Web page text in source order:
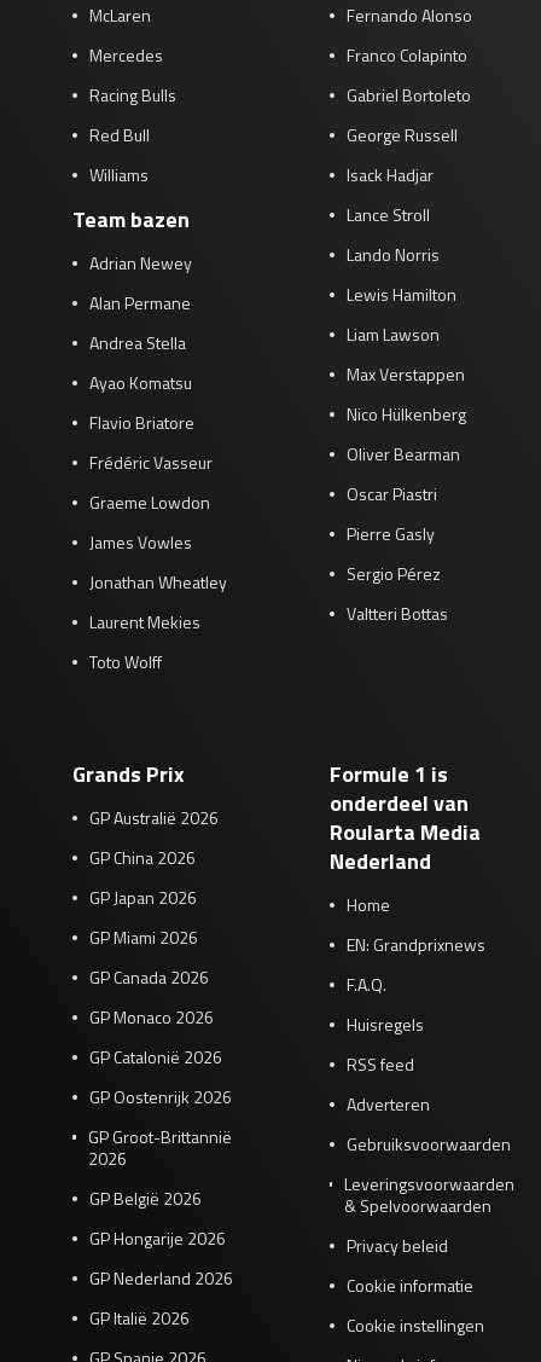
McLaren
Mercedes
Racing Bulls
Red Bull
Williams
Team bazen
Adrian Newey
Alan Permane
Andrea Stella
Ayao Komatsu
Flavio Briatore
Frédéric Vasseur
Graeme Lowdon
James Vowles
Jonathan Wheatley
Laurent Mekies
Toto Wolff
Fernando Alonso
Franco Colapinto
Gabriel Bortoleto
George Russell
Isack Hadjar
Lance Stroll
Lando Norris
Lewis Hamilton
Liam Lawson
Max Verstappen
Nico Hülkenberg
Oliver Bearman
Oscar Piastri
Pierre Gasly
Sergio Pérez
Valtteri Bottas
Grands Prix
GP Australië 2026
GP China 2026
GP Japan 2026
GP Miami 2026
GP Canada 2026
GP Monaco 2026
GP Catalonië 2026
GP Oostenrijk 2026
GP Groot-Brittannië
2026
GP België 2026
GP Hongarije 2026
GP Nederland 2026
GP Italië 2026
Formule 1 is
onderdeel van
Roularta Media
Nederland
Home
EN: Grandprixnews
F.A.Q.
Huisregels
RSS feed
Adverteren
Gebruiksvoorwaarden
Leveringsvoorwaarden
& Spelvoorwaarden
Privacy beleid
Cookie informatie
Cookie instellingen